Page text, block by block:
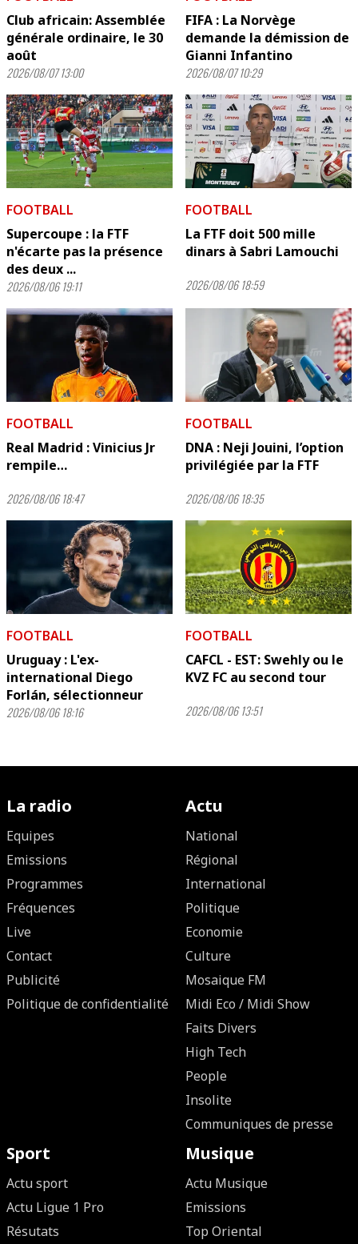
Club africain: Assemblée
générale ordinaire, le 30
août
2026/08/07 13:00
FIFA : La Norvège
demande la démission de
Gianni Infantino
2026/08/07 10:29
FOOTBALL
Supercoupe : la FTF
n'écarte pas la présence
des deux ...
2026/08/06 19:11
FOOTBALL
La FTF doit 500 mille
dinars à Sabri Lamouchi
2026/08/06 18:59
FOOTBALL
Real Madrid : Vinicius Jr
rempile…
2026/08/06 18:47
FOOTBALL
DNA : Neji Jouini, l’option
privilégiée par la FTF
2026/08/06 18:35
FOOTBALL
Uruguay : L'ex-
international Diego
Forlán, sélectionneur
2026/08/06 18:16
FOOTBALL
CAFCL - EST: Swehly ou le
KVZ FC au second tour
2026/08/06 13:51
La radio
Equipes
Emissions
Programmes
Fréquences
Live
Contact
Publicité
Politique de confidentialité
Actu
National
Régional
International
Politique
Economie
Culture
Mosaique FM
Midi Eco / Midi Show
Faits Divers
High Tech
People
Insolite
Communiques de presse
Sport
Actu sport
Actu Ligue 1 Pro
Résutats
Musique
Actu Musique
Emissions
Top Oriental